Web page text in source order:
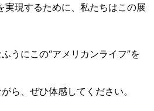
実現するために、私たちはこの展
うにこの“アメリカンライフ”を
ら、ぜひ体感してください。